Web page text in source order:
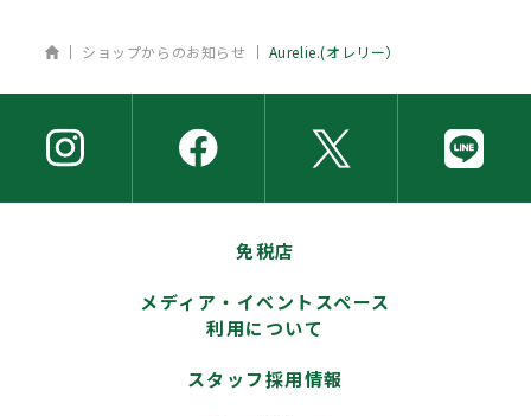
ホーム
ショップからのお知らせ Aurelie.(オレリー）
免税店
メディア・イベントスペース
利用について
スタッフ採用情報